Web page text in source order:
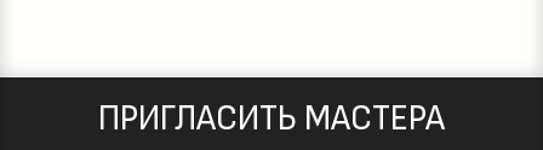
ПРИГЛАСИТЬ МАСТЕРА